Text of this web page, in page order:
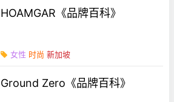
HOAMGAR《品牌百科》
女性 时尚 新加坡
Ground Zero《品牌百科》